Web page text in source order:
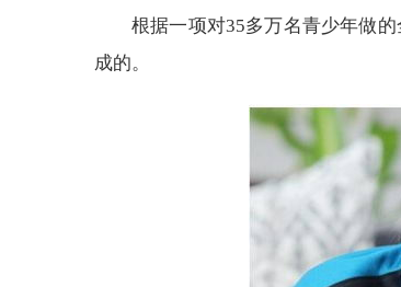
根据一项对35多万名青少年做
成的。